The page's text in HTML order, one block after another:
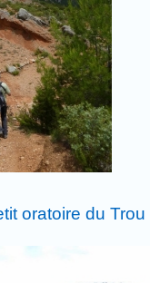
oratoire du Trou